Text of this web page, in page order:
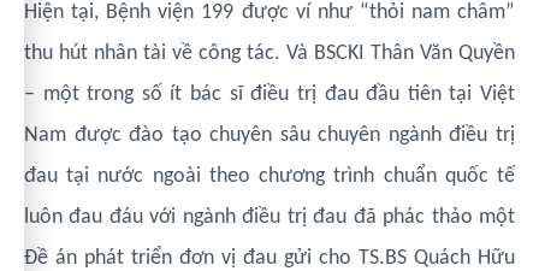
Hiện tại, Bệnh viện 199 được ví như “thỏi nam châm”
thu hút nhân tài về công tác. Và BSCKI Thân Văn Quyền
– một trong số ít bác sĩ điều trị đau đầu tiên tại Việt
Nam được đào tạo chuyên sâu chuyên ngành điều trị
đau tại nước ngoài theo chương trình chuẩn quốc tế
luôn đau đáu với ngành điều trị đau đã phác thảo một
Đề án phát triển đơn vị đau gửi cho TS.BS Quách Hữu